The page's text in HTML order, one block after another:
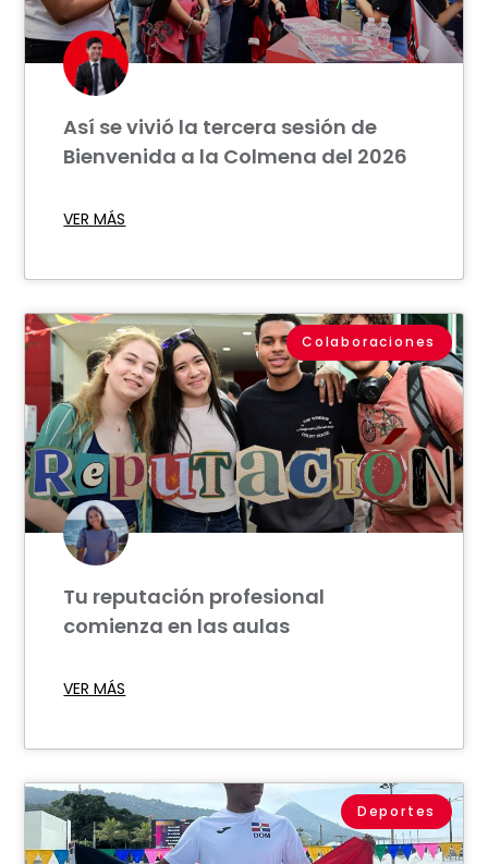
Así se vivió la tercera sesión de
Bienvenida a la Colmena del 2026
VER MÁS
Colaboraciones
Tu reputación profesional
comienza en las aulas
VER MÁS
Deportes